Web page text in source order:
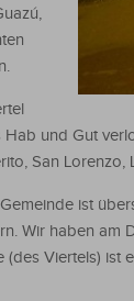
und Gut
San
ist
Wir haben am
(des Viertels)